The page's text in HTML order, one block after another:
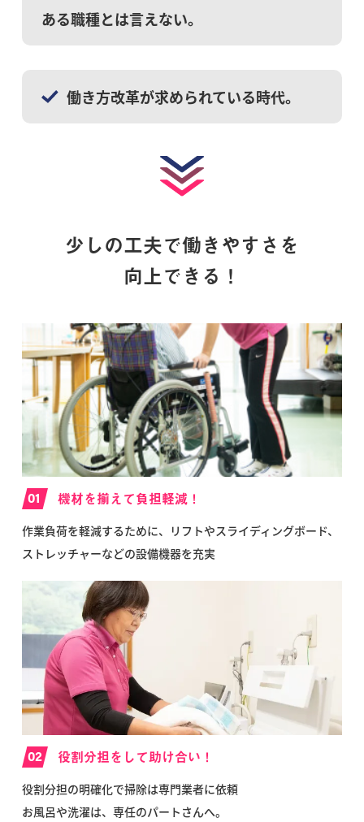
ある職種とは言えない。
働き方改革が求められている時代。
少しの工夫で働きやすさを
向上できる！
01 機材を揃えて負担軽減！
作業負荷を軽減するために、リフトやスライディングボード、
ストレッチャーなどの設備機器を充実
02 役割分担をして助け合い！
役割分担の明確化で掃除は専門業者に依頼
お風呂や洗濯は、専任のパートさんへ。